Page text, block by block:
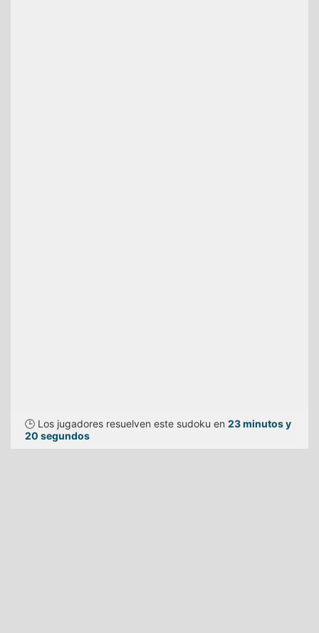
🕒 Los jugadores resuelven este sudoku en 23 minutos y
20 segundos